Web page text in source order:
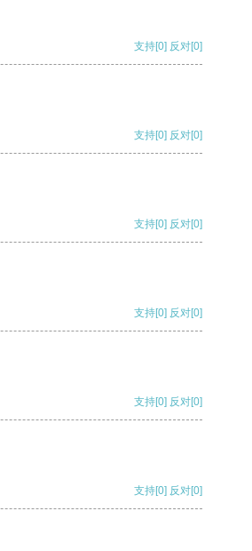
支持[0] 反对[0]
支持[0] 反对[0]
支持[0] 反对[0]
支持[0] 反对[0]
支持[0] 反对[0]
支持[0] 反对[0]